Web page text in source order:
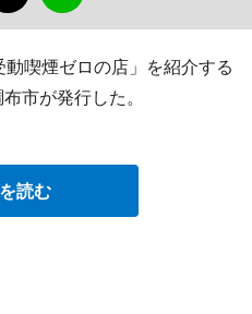
喫煙ゼロの店」を紹介する
市が発行した。
読む